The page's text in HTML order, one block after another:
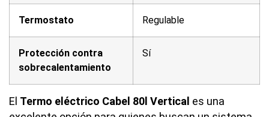
Termostato Regulable
Protección contra
sobrecalentamiento
Sí
El Termo eléctrico Cabel 80l Vertical es una